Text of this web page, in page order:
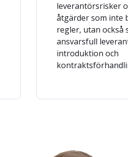
leverantörsrisker
åtgärder som inte
regler, utan också
ansvarsfull
introduktion och